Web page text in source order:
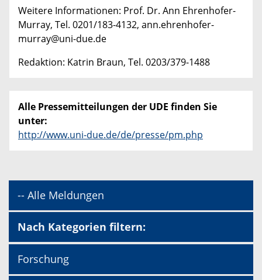
Weitere Informationen: Prof. Dr. Ann Ehrenhofer-
Murray, Tel. 0201/183-4132, ann.ehrenhofer-
murray@uni-due.de
Redaktion: Katrin Braun, Tel. 0203/379-1488
Alle Pressemitteilungen der UDE finden Sie
unter:
http://www.uni-due.de/de/presse/pm.php
-- Alle Meldungen
Nach Kategorien filtern:
Forschung